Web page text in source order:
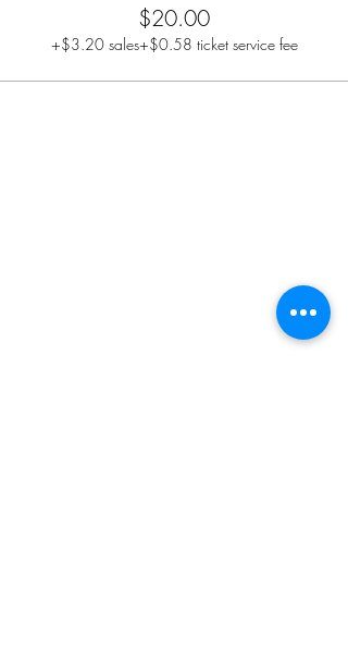
$20.00
+$3.20 sales+$0.58 ticket service fee